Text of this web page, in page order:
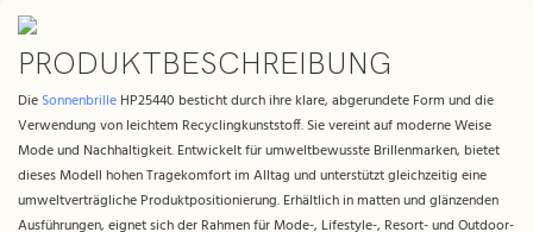
PRODUKTBESCHREIBUNG
Die Sonnenbrille HP25440 besticht durch ihre klare, abgerundete Form und die
Verwendung von leichtem Recyclingkunststoff. Sie vereint auf moderne Weise
Mode und Nachhaltigkeit. Entwickelt für umweltbewusste Brillenmarken, bietet
dieses Modell hohen Tragekomfort im Alltag und unterstützt gleichzeitig eine
umweltverträgliche Produktpositionierung. Erhältlich in matten und glänzenden
Ausführungen, eignet sich der Rahmen für Mode-, Lifestyle-, Resort- und Outdoor-